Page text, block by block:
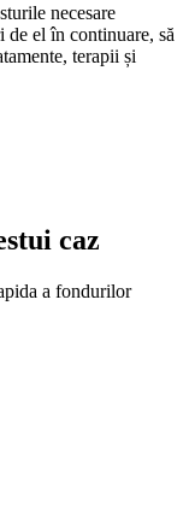
necesare
el în continuare, să
terapii și
caz
a fondurilor